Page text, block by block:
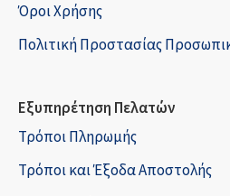
Όροι Χρήσης
Πολιτική Προστασίας
Εξυπηρέτηση Πελατών
Τρόποι Πληρωμής
Τρόποι και Έξοδα Αποστολής